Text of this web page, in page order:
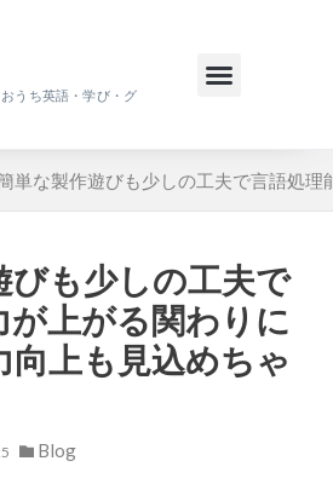
うち英語・学び・グ
単な製作遊びも少しの工夫で言語処
びも少しの工夫で
が上がる関わりに
向上も見込めちゃ
Blog